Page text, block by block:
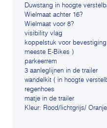
Duwstang in hoogte
Wielmaat achter 16?
Wielmaat voor 8?
visibility vlag
koppelstuk voor
meeste E-Bikes )
parkeerrem
3 aanleglijnen in de trailer
wandelkit ( in hoogte
regenhoes
matje in de trailer
Kleur: Rood/lichtgrijs/